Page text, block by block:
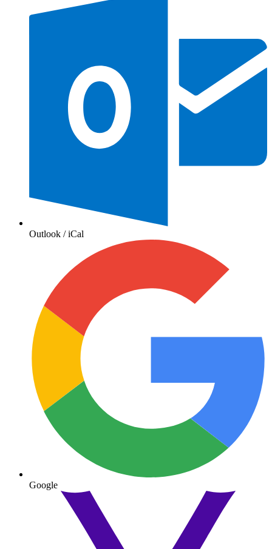
Outlook / iCal
Google